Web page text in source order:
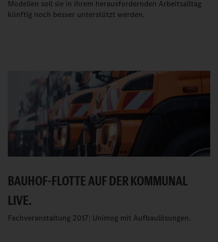
Modellen soll sie in ihrem herausfordernden Arbeitsalltag
künftig noch besser unterstützt werden.
BAUHOF-FLOTTE AUF DER KOMMUNAL
LIVE.
Fachveranstaltung 2017: Unimog mit Aufbaulösungen.